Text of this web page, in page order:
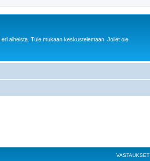
aiheista. Tule mukaan keskustelemaan. Jollet ole
VASTAUKSET